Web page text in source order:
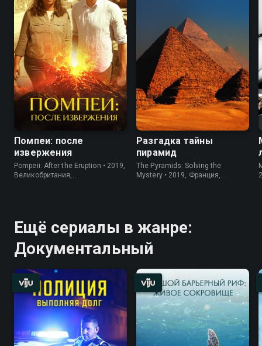
Помпеи: после
извержения
Pompeii: After the Eruption • 2019,
Великобритания,
Разгадка тайны
пирамид
The Pyramids: Solving the
Mystery • 2019, Франция,
Ещё сериалы в жанре:
Документальный